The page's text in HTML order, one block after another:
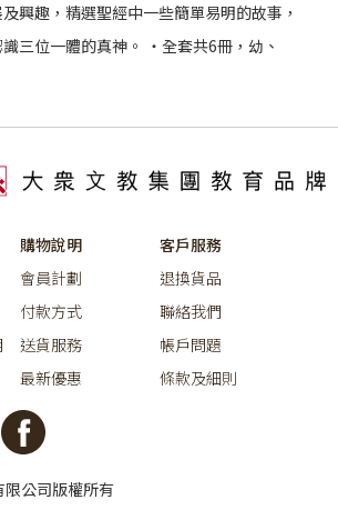
興趣，精選聖經中一些簡單易明的故事，
三位一體的真神。 ‧全套共6冊，幼、
購物說明
會員計劃
付款方式
送貨服務
最新優惠
客戶服務
退換貨品
聯絡我們
帳戶問題
條款及細則
公司版權所有